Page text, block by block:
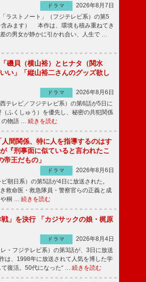
ドラマ
2026年8月7日
ラストノート」（フジテレビ系）の第5
みます） 本作は、環境も積み重ねてき
の男女が静かに引かれ合い、人生で …
磯貝（横山裕）とヒナタ（関水
い」「縦山裕二さんのグッズ欲し
ドラマ
2026年8月6日
テレビ／フジテレビ系）の第6話が5日に
ふくしゅう）を優先し、秘密の共犯関係
の物語 … 続きを読む
間関係、特に人を指導するのはす
『刑事面に似ていると言われたこ
王だもの」
ドラマ
2026年8月6日
朝日系）の第5話が4日に放送された。
救命医・救急隊員・警察官らの正義と成
桐 … 続きを読む
」を決行 「カジサックの娘・梶原
ドラマ
2026年8月4日
・フジテレビ系）の第3話が、3日に放送
、1998年に放送されて人気を博した学
復活。50代になった“ … 続きを読む